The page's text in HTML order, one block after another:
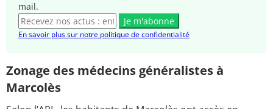
mail.
Je m'abonne
En savoir plus sur notre politique de confidentialité
Zonage des médecins généralistes à
Marcolès